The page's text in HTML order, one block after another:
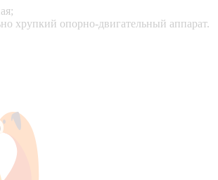
хрупкий опорно-двигательный аппарат.